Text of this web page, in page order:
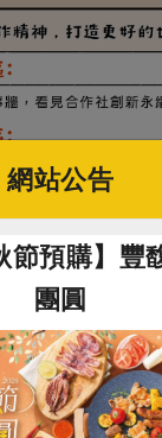
網站公告
節預購】豐
團圓